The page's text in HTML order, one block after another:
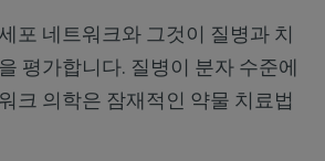
포 네트워크와 그것이 질병과 치
평가합니다. 질병이 분자 수준에
크 의학은 잠재적인 약물 치료법